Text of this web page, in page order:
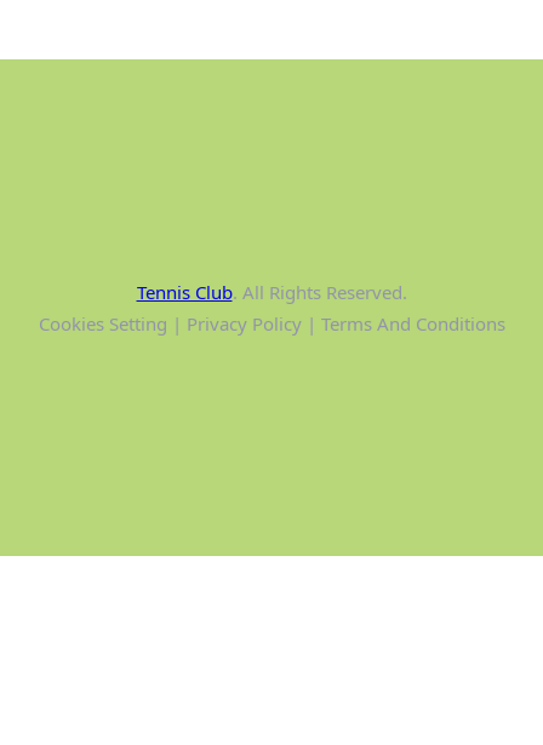
Tennis Club. All Rights Reserved.
Cookies Setting | Privacy Policy | Terms And Conditions